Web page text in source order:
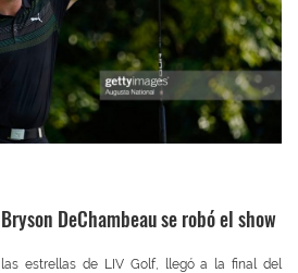
DeChambeau se robó el show
estrellas de LIV Golf, llegó a la final del